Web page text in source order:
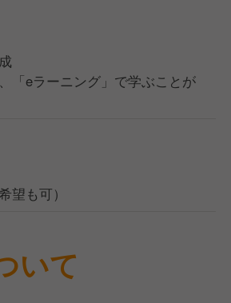
「eラーニング」で学ぶことが
望も可）
いて